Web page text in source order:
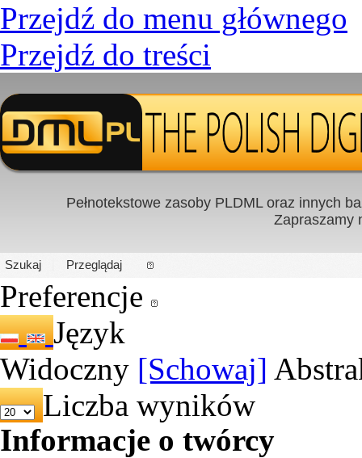
Przejdź do menu głównego
Przejdź do treści
PL|EN
Pełnotekstowe zasoby PLDML oraz innych
Zapraszamy
Szukaj Przeglądaj
Preferencje
Język
Widoczny [Schowaj]
Liczba wyników
Informacje o twórcy